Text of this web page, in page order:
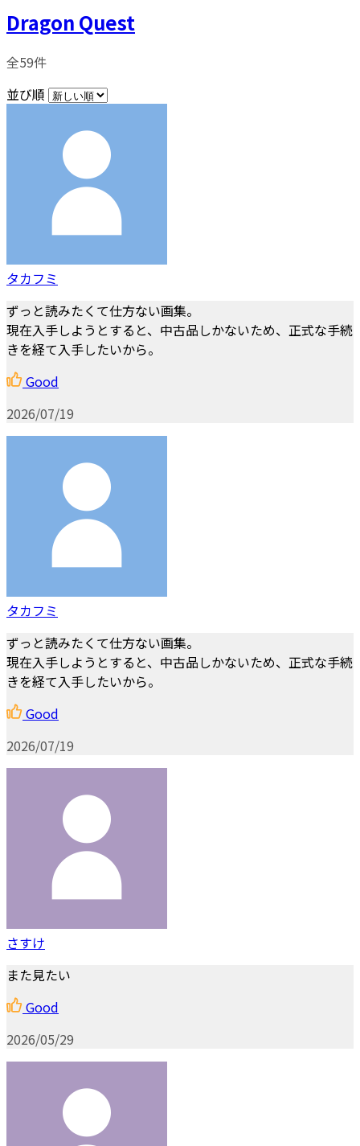
Dragon Quest
全59件
並び順
タカフミ
ずっと読みたくて仕方ない画集。
現在入手しようとすると、中古品しかないため、正式な手続
きを経て入手したいから。
Good
2026/07/19
タカフミ
ずっと読みたくて仕方ない画集。
現在入手しようとすると、中古品しかないため、正式な手続
きを経て入手したいから。
Good
2026/07/19
さすけ
また見たい
Good
2026/05/29